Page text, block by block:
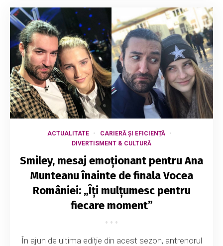
ACTUALITATE
CARIERĂ ȘI EFICIENȚĂ
DIVERTISMENT & CULTURĂ
Smiley, mesaj emoționant pentru Ana
Munteanu înainte de finala Vocea
României: „Îți mulțumesc pentru
fiecare moment”
În ajun de ultima ediție din acest sezon, antrenorul